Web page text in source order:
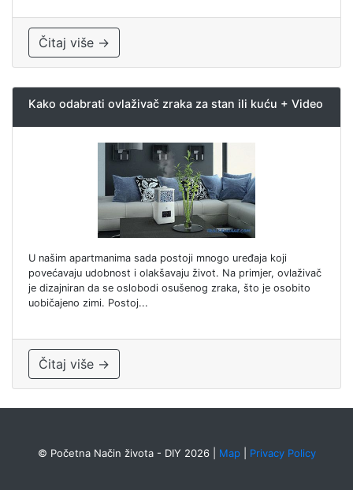
Čitaj više →
Kako odabrati ovlaživač zraka za stan ili kuću + Video
U našim apartmanima sada postoji mnogo uređaja koji
povećavaju udobnost i olakšavaju život. Na primjer, ovlaživač
je dizajniran da se oslobodi osušenog zraka, što je osobito
uobičajeno zimi. Postoj...
Čitaj više →
© Početna Način života - DIY 2026| Map| Privacy Policy